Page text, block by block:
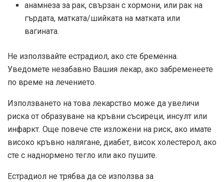
анамнеза за рак, свързан с хормони, или рак на
гърдата, матката/шийката на матката или
вагината.
Не използвайте естрадиол, ако сте бременна.
Уведомете незабавно Вашия лекар, ако забременеете
по време на лечението.
Използването на това лекарство може да увеличи
риска от образуване на кръвни съсиреци, инсулт или
инфаркт. Още повече сте изложени на риск, ако имате
високо кръвно налягане, диабет, висок холестерол, ако
сте с наднормено тегло или ако пушите.
Естрадиол не трябва да се използва за